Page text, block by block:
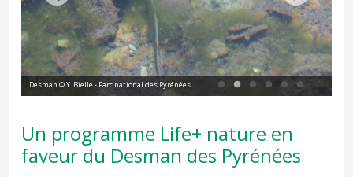
Desman © Y. Bielle - Parc national des Pyrénées
Un programme Life+ nature en
faveur du Desman des Pyrénées